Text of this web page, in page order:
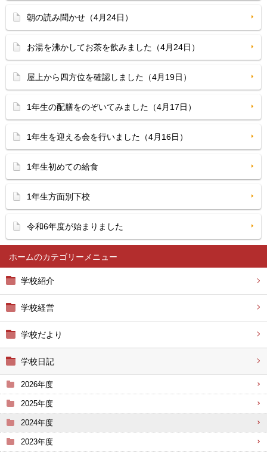
ホーム
学校紹介
学校経営
学校だより
学校日記
2026年度
2025年度
2024年度
2023年度
朝の読み聞かせ（4月24日）
お湯を沸かしてお茶を飲みました（4月24日）
屋上から四方位を確認しました（4月19日）
1年生の配膳をのぞいてみました（4月17日）
1年生を迎える会を行いました（4月16日）
1年生初めての給食
1年生方面別下校
令和6年度が始まりました